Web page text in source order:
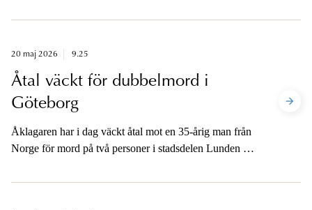
grovt vapenbrott samt stämpling till grov allmänfarlig
meddelats.
20 maj 2026 9.25
Åtal väckt för dubbelmord i
Göteborg
Åklagaren har i dag väckt åtal mot en 35-årig man från
Norge för mord på två personer i stadsdelen Lunden i
vapenbrott. Åklagaren är tillgänglig för media.